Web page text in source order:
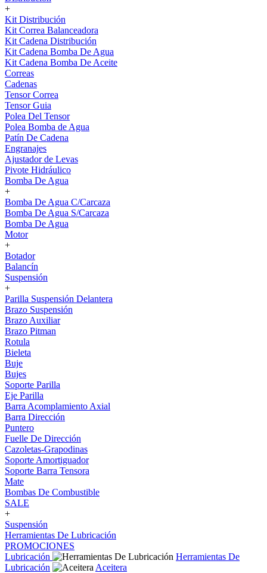
+
Kit Distribución
Kit Correa Balanceadora
Kit Cadena Distribución
Kit Cadena Bomba De Agua
Kit Cadena Bomba De Aceite
Correas
Cadenas
Tensor Correa
Tensor Guia
Polea Del Tensor
Polea Bomba de Agua
Patín De Cadena
Engranajes
Ajustador de Levas
Pivote Hidráulico
Bomba De Agua
+
Bomba De Agua C/Carcaza
Bomba De Agua S/Carcaza
Bomba De Agua
Motor
+
Botador
Balancín
Suspensión
+
Parilla Suspensión Delantera
Brazo Suspensión
Brazo Auxiliar
Brazo Pitman
Rotula
Bieleta
Buje
Bujes
Soporte Parilla
Eje Parilla
Barra Acomplamiento Axial
Barra Dirección
Puntero
Fuelle De Dirección
Cazoletas-Grapodinas
Soporte Amortiguador
Soporte Barra Tensora
Mate
Bombas De Combustible
SALE
+
Suspensión
Herramientas De Lubricación
PROMOCIONES
Lubricación
Herramientas De
Lubricación
Aceitera